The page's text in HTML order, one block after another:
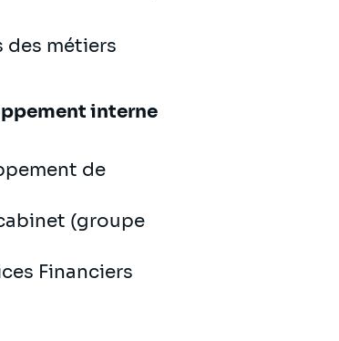
des métiers
interne
de
(groupe
Financiers